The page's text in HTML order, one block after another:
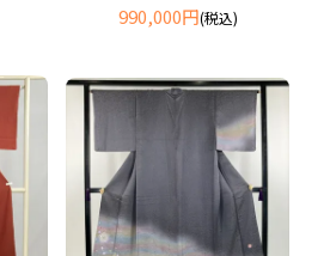
990,000円(税込)